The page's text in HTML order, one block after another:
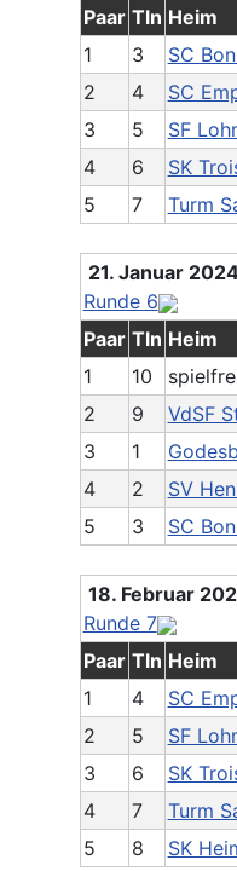
Paar Tln Heim
1
3 SC
2
4 SC
3
5 SF
4
6 SK
5
7 Turm
21. Januar
Runde 6
Paar Tln Heim
1
10
2
9 VdSF
3
1
4
2 SV
5
3 SC
18. Februar
Runde 7
Paar Tln Heim
1
4 SC
2
5 SF
3
6 SK
4
7 Turm
5
8 SK